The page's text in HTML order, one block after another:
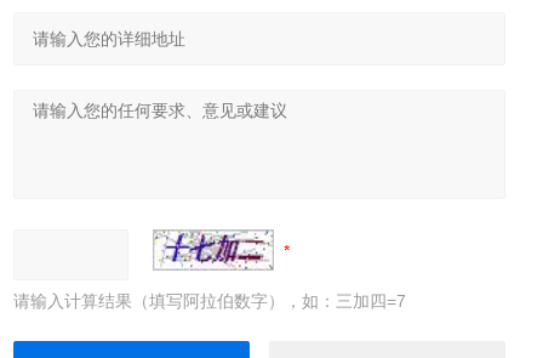
请输入计算结果（填写阿拉伯数字），如：三加四=7